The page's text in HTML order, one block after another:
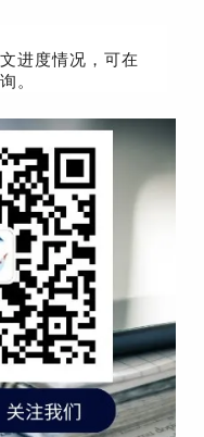
进度情况，可在
。